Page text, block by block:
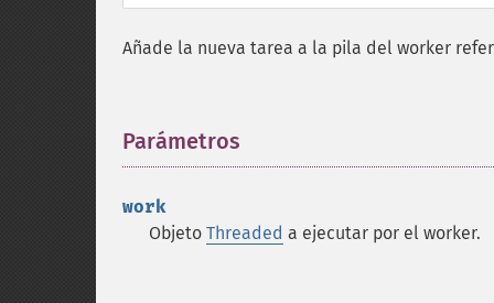
Añade la nueva tarea a la pila del worker
Parámetros
work
Objeto Threaded a ejecutar por el worker.